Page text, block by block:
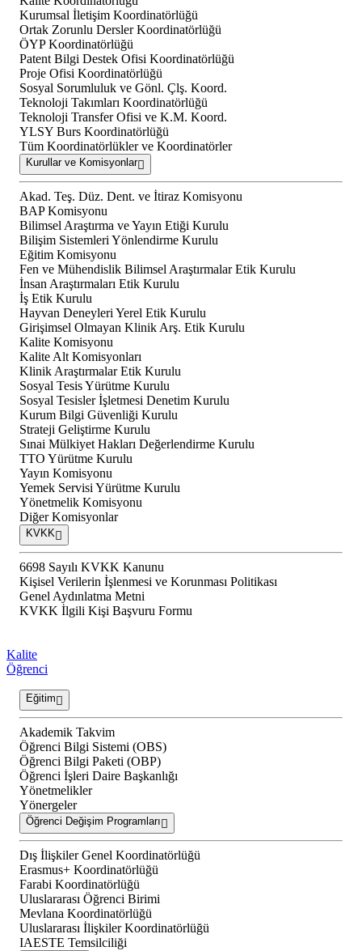
Kurumsal İletişim Koordinatörlüğü
Ortak Zorunlu Dersler Koordinatörlüğü
ÖYP Koordinatörlüğü
Patent Bilgi Destek Ofisi Koordinatörlüğü
Proje Ofisi Koordinatörlüğü
Sosyal Sorumluluk ve Gönl. Çlş. Koord.
Teknoloji Takımları Koordinatörlüğü
Teknoloji Transfer Ofisi ve K.M. Koord.
YLSY Burs Koordinatörlüğü
Tüm Koordinatörlükler ve Koordinatörler
Kurullar ve Komisyonlar
Akad. Teş. Düz. Dent. ve İtiraz Komisyonu
BAP Komisyonu
Bilimsel Araştırma ve Yayın Etiği Kurulu
Bilişim Sistemleri Yönlendirme Kurulu
Eğitim Komisyonu
Fen ve Mühendislik Bilimsel Araştırmalar Etik Kurulu
İnsan Araştırmaları Etik Kurulu
İş Etik Kurulu
Hayvan Deneyleri Yerel Etik Kurulu
Girişimsel Olmayan Klinik Arş. Etik Kurulu
Kalite Komisyonu
Kalite Alt Komisyonları
Klinik Araştırmalar Etik Kurulu
Sosyal Tesis Yürütme Kurulu
Sosyal Tesisler İşletmesi Denetim Kurulu
Kurum Bilgi Güvenliği Kurulu
Strateji Geliştirme Kurulu
Sınai Mülkiyet Hakları Değerlendirme Kurulu
TTO Yürütme Kurulu
Yayın Komisyonu
Yemek Servisi Yürütme Kurulu
Yönetmelik Komisyonu
Diğer Komisyonlar
KVKK
6698 Sayılı KVKK Kanunu
Kişisel Verilerin İşlenmesi ve Korunması Politikası
Genel Aydınlatma Metni
KVKK İlgili Kişi Başvuru Formu
Kalite
Öğrenci
Eğitim
Akademik Takvim
Öğrenci Bilgi Sistemi (OBS)
Öğrenci Bilgi Paketi (OBP)
Öğrenci İşleri Daire Başkanlığı
Yönetmelikler
Yönergeler
Öğrenci Değişim Programları
Dış İlişkiler Genel Koordinatörlüğü
Erasmus+ Koordinatörlüğü
Farabi Koordinatörlüğü
Uluslararası Öğrenci Birimi
Mevlana Koordinatörlüğü
Uluslararası İlişkiler Koordinatörlüğü
IAESTE Temsilciliği